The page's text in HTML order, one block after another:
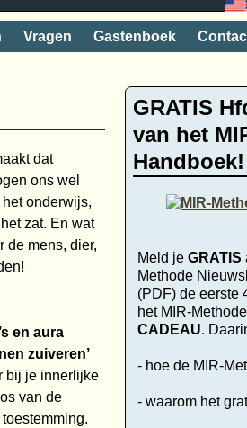
Vragen Gastenboek
dat
ons wel
onderwijs,
zat. En wat
de mens, dier,
en aura
zuiveren’
bij je innerlijke
van de
GRATIS
van het
Handboek!
Meld je GRATIS
Methode
(PDF) de eerste
het MIR-
CADEAU.
- hoe de MIR-
- waarom het